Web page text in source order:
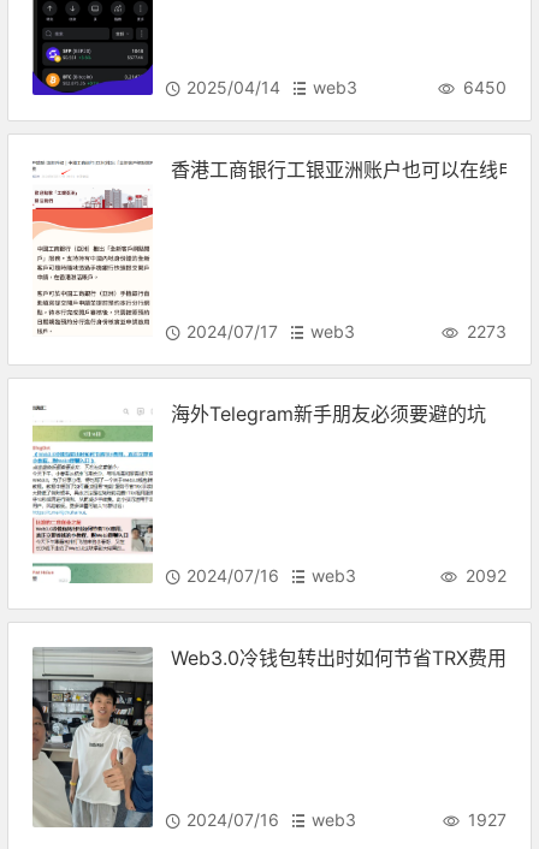
2025/04/14 web3 6450
香港工商银行工银亚洲账户也可以在线申
2024/07/17 web3 2273
海外Telegram新手朋友必须要避的坑
2024/07/16 web3 2092
Web3.0冷钱包转出时如何节省TRX费用，
2024/07/16 web3 1927